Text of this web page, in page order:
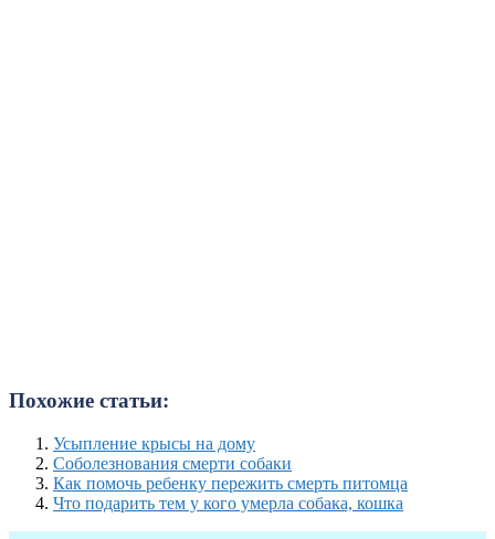
Похожие статьи:
Усыпление крысы на дому
Соболезнования смерти собаки
Как помочь ребенку пережить смерть питомца
Что подарить тем у кого умерла собака, кошка